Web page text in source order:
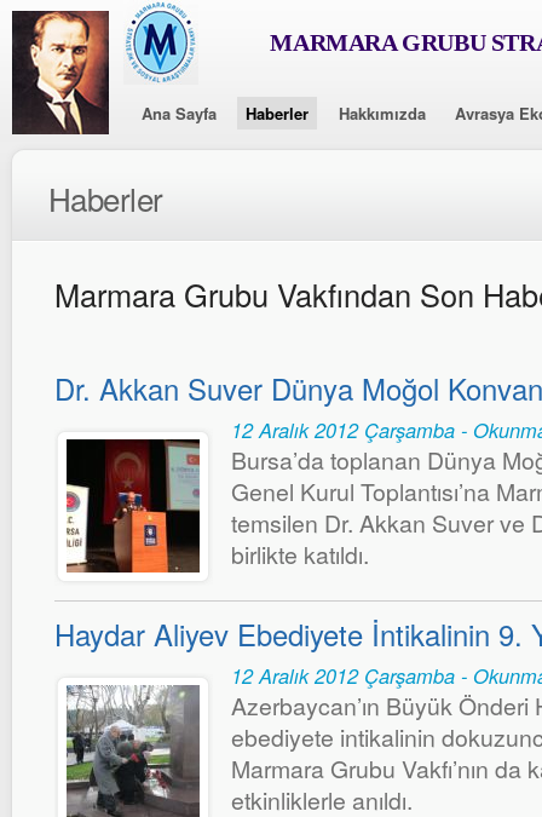
MARMARA GRUBU
Ana Sayfa Haberler Hakkımızda Avrasya
Haberler
Marmara Grubu Vakfından Son
Dr. Akkan Suver Dünya Moğol
12 Aralık 2012 Çarşamba -
Bursa’da toplanan Dünya
Genel Kurul Toplantısı’na
temsilen Dr. Akkan Suver ve
birlikte katıldı.
Haydar Aliyev Ebediyete İntikalinin 9.
12 Aralık 2012 Çarşamba -
Azerbaycan’ın Büyük
ebediyete intikalinin
Marmara Grubu Vakfı’nın da
etkinliklerle anıldı.